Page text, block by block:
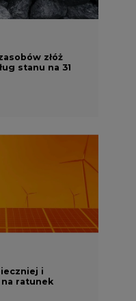
i
ratunek
gaz do OZE.